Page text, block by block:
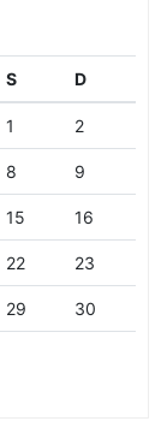
S D
1 2
8 9
15 16
22 23
29 30